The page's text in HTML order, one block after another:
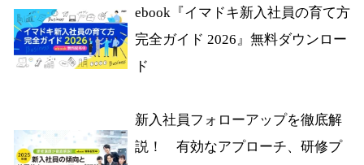
ebook『イマドキ新入社員の育て方
完全ガイド 2026』無料ダウンロー
ド
新入社員フォローアップを徹底解
説！ 有効なアプローチ、研修プ